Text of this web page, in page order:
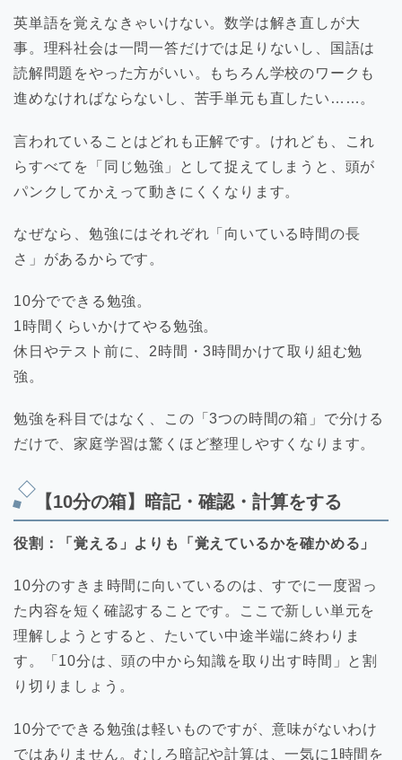
英単語を覚えなきゃいけない。数学は解き直しが大
事。理科社会は一問一答だけでは足りないし、国語は
読解問題をやった方がいい。もちろん学校のワークも
進めなければならないし、苦手単元も直したい……。
言われていることはどれも正解です。けれども、これ
らすべてを「同じ勉強」として捉えてしまうと、頭が
パンクしてかえって動きにくくなります。
なぜなら、勉強にはそれぞれ「向いている時間の長
さ」があるからです。
10分でできる勉強。
1時間くらいかけてやる勉強。
休日やテスト前に、2時間・3時間かけて取り組む勉
強。
勉強を科目ではなく、この「3つの時間の箱」で分ける
だけで、家庭学習は驚くほど整理しやすくなります。
【10分の箱】暗記・確認・計算をする
役割：「覚える」よりも「覚えているかを確かめる」
10分のすきま時間に向いているのは、すでに一度習っ
た内容を短く確認することです。ここで新しい単元を
理解しようとすると、たいてい中途半端に終わりま
す。「10分は、頭の中から知識を取り出す時間」と割
り切りましょう。
10分でできる勉強は軽いものですが、意味がないわけ
ではありません。むしろ暗記や計算は、一気に1時間を